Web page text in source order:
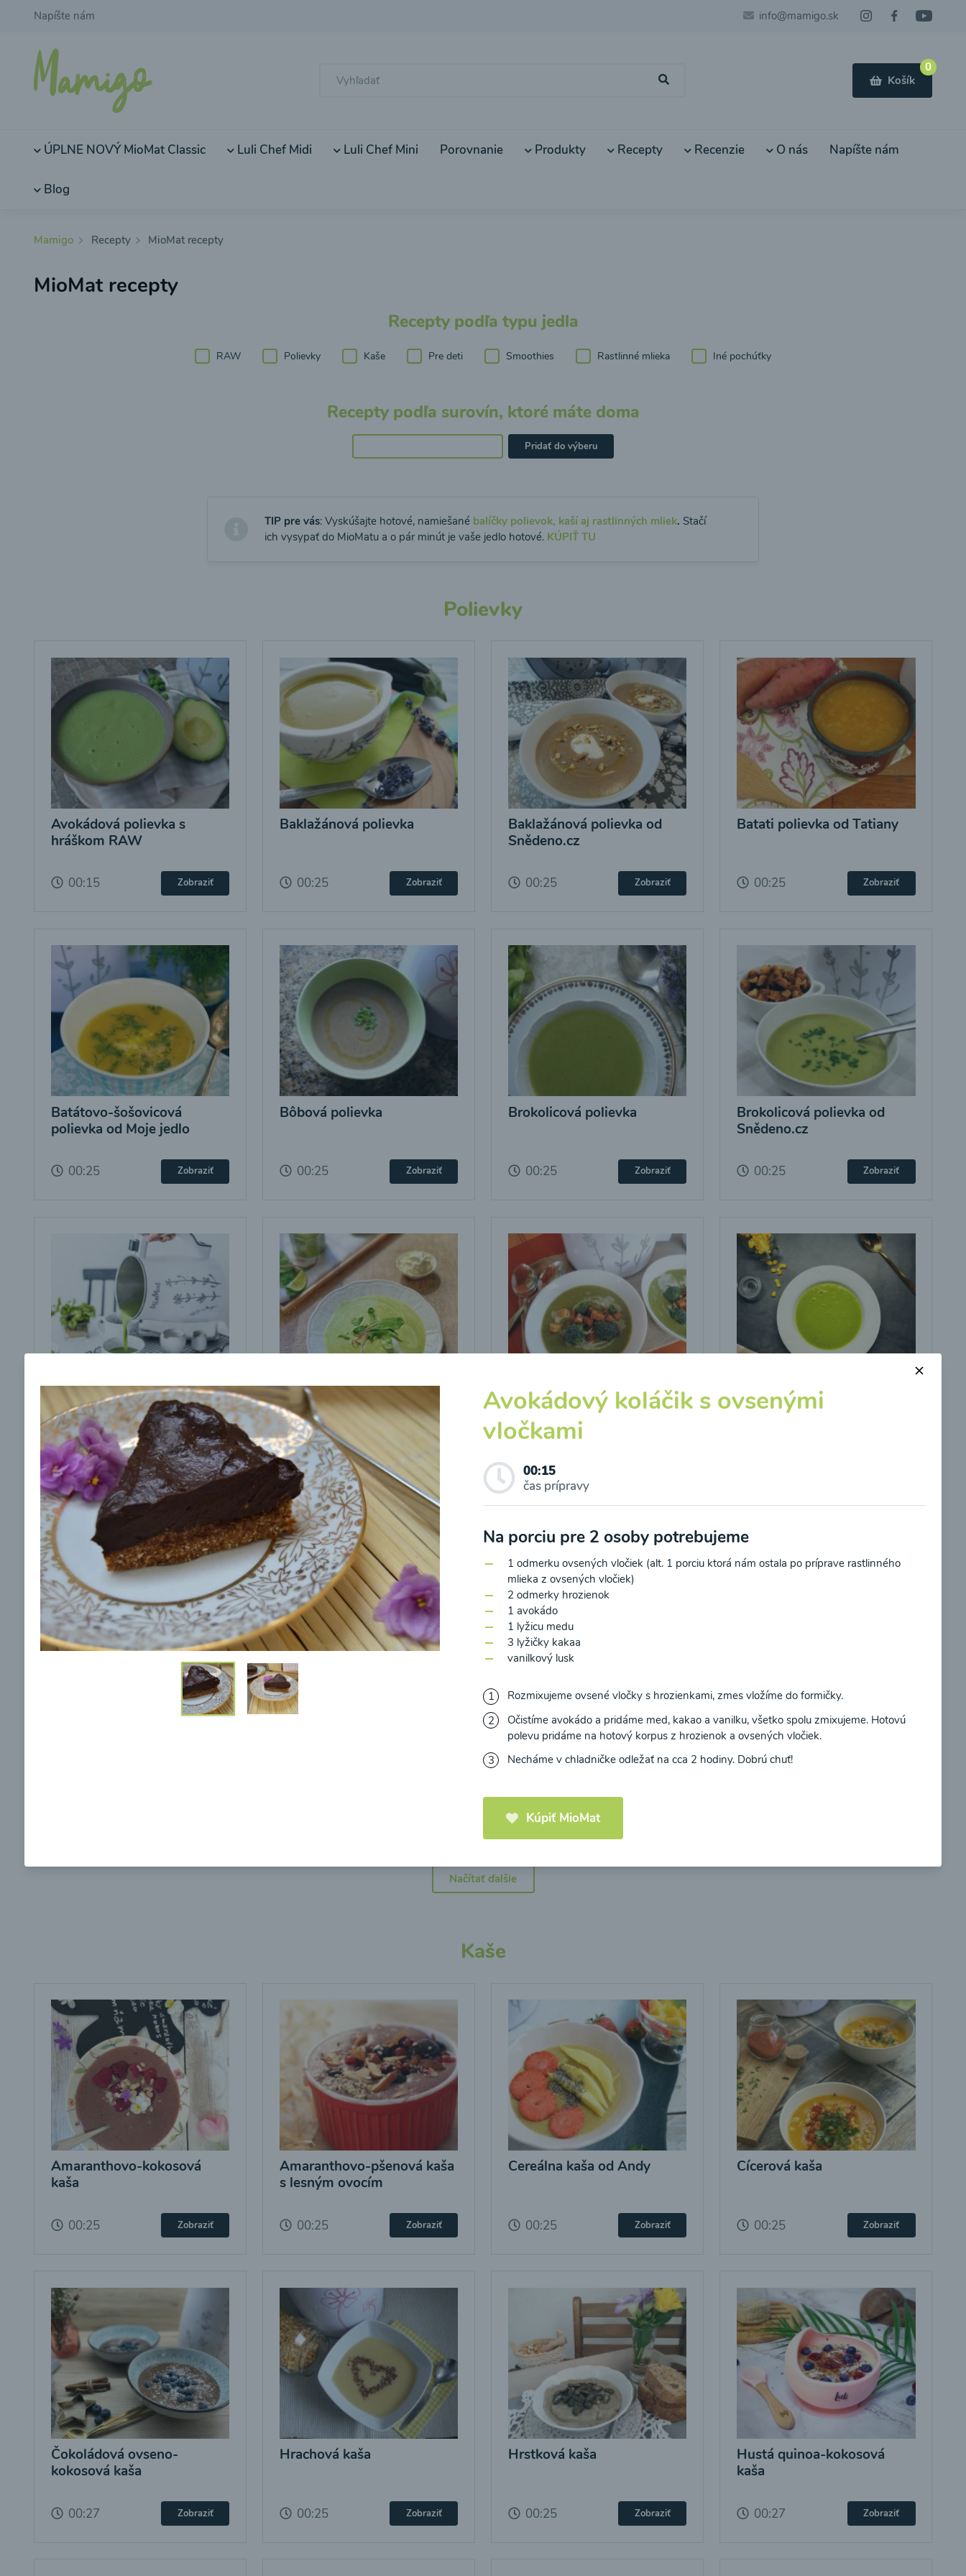
Napíšte nám info@mamigo.sk
0
Košík
ÚPLNE NOVÝ MioMat Classic Luli Chef Midi Luli Chef Mini Porovnanie Produkty Recepty Recenzie O nás Napíšte nám
Blog
Mamigo Recepty MioMat recepty
MioMat recepty
Recepty podľa typu jedla
RAW Polievky Kaše Pre deti Smoothies Rastlinné mlieka Iné pochúťky
Recepty podľa surovín, ktoré máte doma
Pridať do výberu
TIP pre vás: Vyskúšajte hotové, namiešané balíčky polievok, kaší aj rastlinných mliek. Stačí
ich vysypať do MioMatu a o pár minút je vaše jedlo hotové. KÚPIŤ TU
Polievky
Avokádová polievka s
hráškom RAW
00:15 Zobraziť
Baklažánová polievka
00:25 Zobraziť
Baklažánová polievka od
Snědeno.cz
00:25 Zobraziť
Batati polievka od Tatiany
00:25 Zobraziť
Batátovo-šošovicová
polievka od Moje jedlo
00:25 Zobraziť
Bôbová polievka
00:25 Zobraziť
Brokolicová polievka
00:25 Zobraziť
Brokolicová polievka od
Snědeno.cz
00:25 Zobraziť
Brokolicová polievka s
cesnakom od LaPetit
00:25 Zobraziť
Brokolicová polievka s
cviklovými listami
00:25 Zobraziť
Brokolicová polievka s
krutónmi z tofu od
Snědeno.cz
00:25
Brokolicová polievka s
kukuricou
Brokolicová polievka s nivou
Brokolicová polievka s
Brokolicová polievka so
syrom
00:25
Brokolicové cappuccino
Načítať ďalšie
Kaše
Amaranthovo-kokosová
kaša
00:25 Zobraziť
Amaranthovo-pšenová kaša
s lesným ovocím
00:25 Zobraziť
Cereálna kaša od Andy
00:25 Zobraziť
Cícerová kaša
00:25 Zobraziť
Čokoládová ovseno-
kokosová kaša
00:27 Zobraziť
Hrachová kaša
00:25 Zobraziť
Hrstková kaša
00:25 Zobraziť
Hustá quinoa-kokosová
kaša
00:27 Zobraziť
Avokádový koláčik s ovsenými
vločkami
00:15
čas prípravy
Na porciu pre 2 osoby potrebujeme
1 odmerku ovsených vločiek (alt. 1 porciu ktorá nám ostala po príprave rastlinného
mlieka z ovsených vločiek)
2 odmerky hrozienok
1 avokádo
1 lyžicu medu
3 lyžičky kakaa
vanilkový lusk
Rozmixujeme ovsené vločky s hrozienkami, zmes vložíme do formičky.
Očistíme avokádo a pridáme med, kakao a vanilku, všetko spolu zmixujeme. Hotovú
polevu pridáme na hotový korpus z hrozienok a ovsených vločiek.
Necháme v chladničke odležať na cca 2 hodiny. Dobrú chuť!
Kúpiť MioMat
Odber noviniek a akcií
Odoslaním registrácie na Newsletter súhlasím so spracovaním osobných údajov pre účely zasielania newsletteru a potvrdzujem, že som si prečítal(a)
Ochrane osobných údajova súhlasím s nimi.